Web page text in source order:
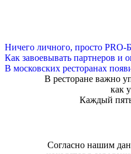
Ничего личного, просто PRO-
Как завоевывать партнеров и
В московских ресторанах
В ресторане важно
как
Каждый
Согласно нашим